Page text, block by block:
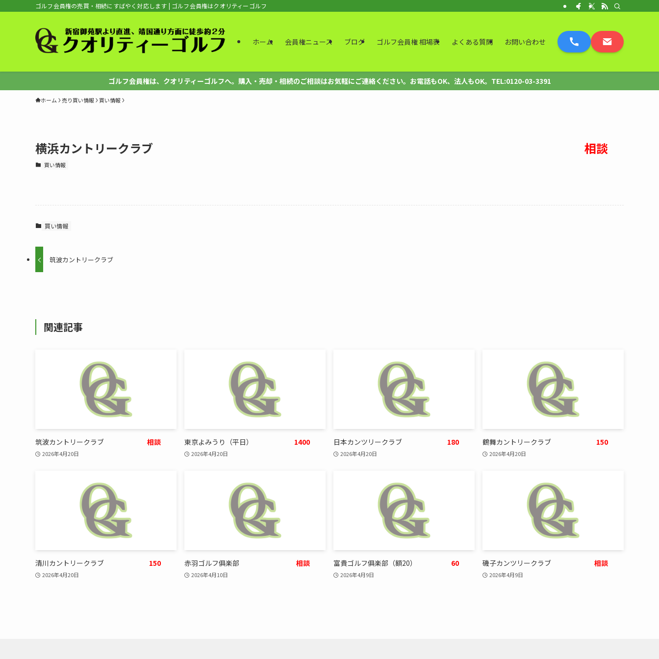
ゴルフ会員権の売買・相続にすばやく対応します | ゴルフ会員権はクオリティーゴルフ
ホーム 会員権ニュース ブログ ゴルフ会員権 相場表 よくある質問 お問い合わせ
ゴルフ会員権は、クオリティーゴルフへ。購入・売却・相続のご相談はお気軽にご連絡ください。お電話もOK、法人もOK。TEL:0120-03-3391
ホーム 売り買い情報 買い情報
横浜カントリークラブ 相談
買い情報
買い情報
筑波カントリークラブ
関連記事
筑波カントリークラブ 相談
2026年4月20日
東京よみうり（平日） 1400
2026年4月20日
日本カンツリークラブ 180
2026年4月20日
鶴舞カントリークラブ 150
2026年4月20日
清川カントリークラブ 150
2026年4月20日
赤羽ゴルフ俱楽部 相談
2026年4月10日
富貴ゴルフ俱楽部（額20） 60
2026年4月9日
磯子カンツリークラブ 相談
2026年4月9日